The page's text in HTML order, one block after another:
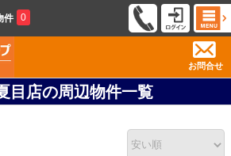
件 0
お問合せ
目店の周辺物件一覧